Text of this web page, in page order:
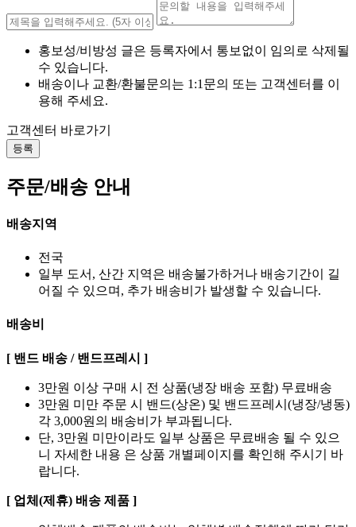
홍보성/비방성 글은 등록자에서 통보없이 임의로 삭제될
수 있습니다.
배송이나 교환/환불문의는 1:1문의 또는 고객센터를 이
용해 주세요.
고객센터 바로가기
등록
주문/배송 안내
배송지역
전국
일부 도서, 산간 지역은 배송불가하거나 배송기간이 길
어질 수 있으며, 추가 배송비가 발생할 수 있습니다.
배송비
[ 밴드 배송 / 밴드프레시 ]
3만원 이상 구매 시 전 상품(냉장 배송 포함) 무료배송
3만원 미만 주문 시 밴드(상온) 및 밴드프레시(냉장/냉동)
각 3,000원의 배송비가 부과됩니다.
단, 3만원 미만이라도 일부 상품은 무료배송 될 수 있으
니 자세한 내용 은 상품 개별페이지를 확인해 주시기 바
랍니다.
[ 업체(제휴) 배송 제품 ]